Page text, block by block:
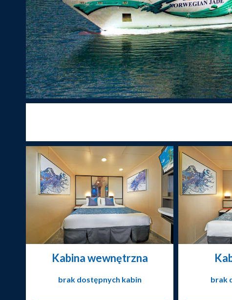
Kabina wewnętrzna
brak dostępnych kabin brak